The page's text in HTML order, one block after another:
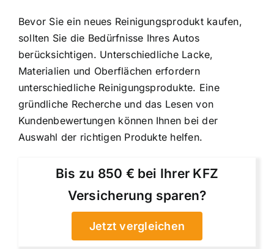
Bevor Sie ein neues Reinigungsprodukt kaufen,
sollten Sie die Bedürfnisse Ihres Autos
berücksichtigen. Unterschiedliche Lacke,
Materialien und Oberflächen erfordern
unterschiedliche Reinigungsprodukte. Eine
gründliche Recherche und das Lesen von
Kundenbewertungen können Ihnen bei der
Auswahl der richtigen Produkte helfen.
Bis zu 850 € bei Ihrer KFZ
Versicherung sparen?
Jetzt vergleichen